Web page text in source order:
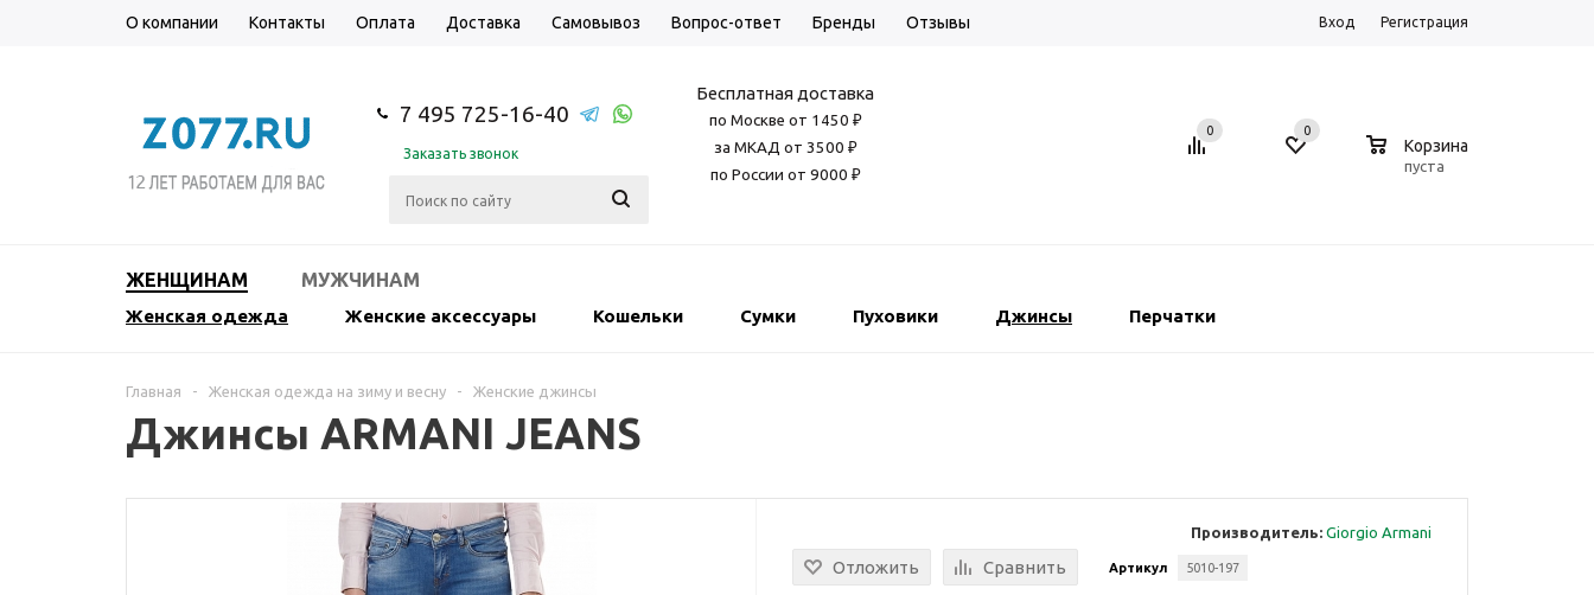
О компании Контакты Оплата Доставка Самовывоз Вопрос-ответ Бренды Отзывы Вход Регистрация
7 495 725-16-40
Заказать звонок
Бесплатная доставка
по Москве от 1450 ₽
за МКАД от 3500 ₽
по России от 9000 ₽
0 0
Корзина
пуста
ЖЕНЩИНАМ МУЖЧИНАМ
Женская одежда Женские аксессуары Кошельки Сумки Пуховики Джинсы Перчатки
Главная - Женская одежда на зиму и весну - Женские джинсы
Джинсы ARMANI JEANS
Производитель: Giorgio Armani
Отложить Сравнить Артикул 5010-197